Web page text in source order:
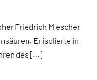
Friedrich Miescher
Er isolierte in
des […]